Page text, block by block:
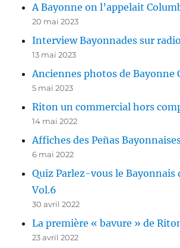
A Bayonne on l’appelait
20 mai 2023
Interview Bayonnades sur
13 mai 2023
Anciennes photos de Bayonne
5 mai 2023
Riton un commercial hors
14 mai 2022
Affiches des Peñas
6 mai 2022
Quiz Parlez-vous le Bayonnais
Vol.6
30 avril 2022
La première « bavure » de
23 avril 2022